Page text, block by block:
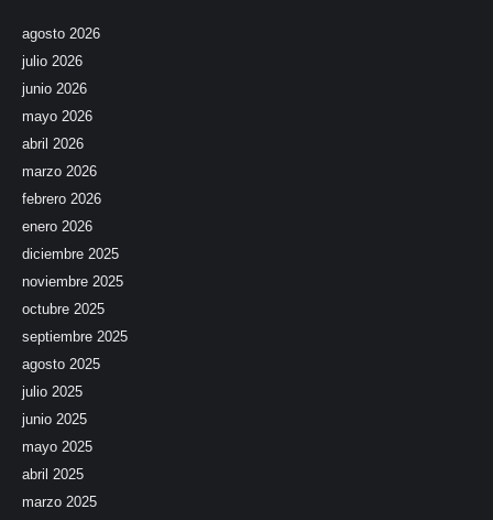
agosto 2026
julio 2026
junio 2026
mayo 2026
abril 2026
marzo 2026
febrero 2026
enero 2026
diciembre 2025
noviembre 2025
octubre 2025
septiembre 2025
agosto 2025
julio 2025
junio 2025
mayo 2025
abril 2025
marzo 2025